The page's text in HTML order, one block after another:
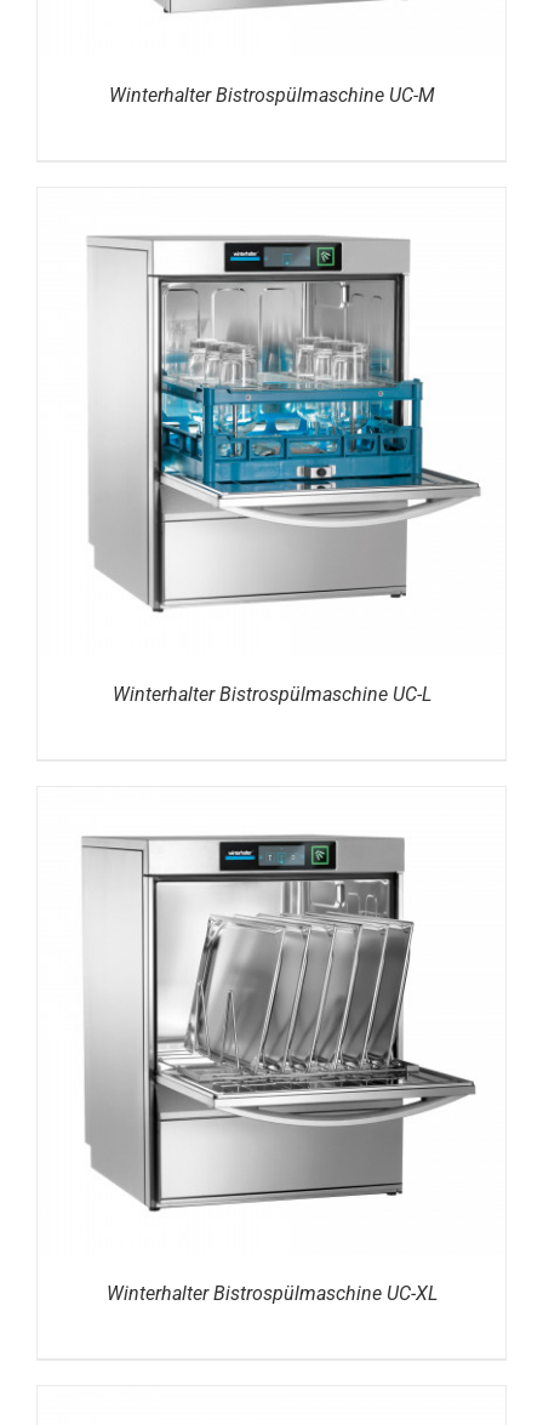
Winterhalter Bistrospülmaschine UC-M
DETAILS
Winterhalter Bistrospülmaschine UC-L
DETAILS
Winterhalter Bistrospülmaschine UC-XL